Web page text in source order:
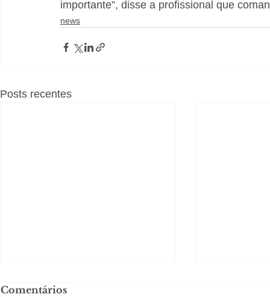
importante”, disse a profissional que
news
Posts recentes
Comentários